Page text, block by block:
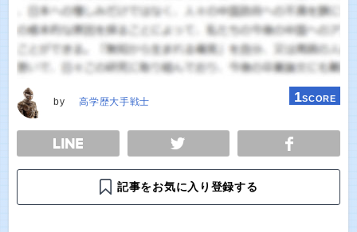
by 高学歴大手戦士 1SCORE
TWEET
記事をお気に入り登録する